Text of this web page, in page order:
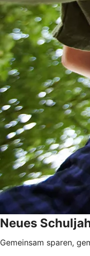
Neues
Gemeinsam sparen,